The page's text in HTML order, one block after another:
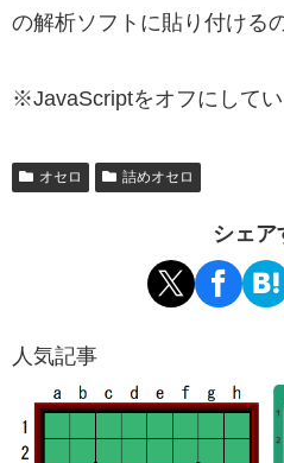
の解析ソフトに貼り付ける
※JavaScriptをオフにしてい
オセロ 詰めオセロ
シェア
人気記事